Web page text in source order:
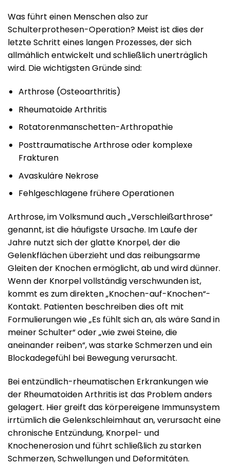
Was führt einen Menschen also zur
Schulterprothesen-Operation? Meist ist dies der
letzte Schritt eines langen Prozesses, der sich
allmählich entwickelt und schließlich unerträglich
wird. Die wichtigsten Gründe sind:
Arthrose (Osteoarthritis)
Rheumatoide Arthritis
Rotatorenmanschetten-Arthropathie
Posttraumatische Arthrose oder komplexe
Frakturen
Avaskuläre Nekrose
Fehlgeschlagene frühere Operationen
Arthrose, im Volksmund auch „Verschleißarthrose“
genannt, ist die häufigste Ursache. Im Laufe der
Jahre nutzt sich der glatte Knorpel, der die
Gelenkflächen überzieht und das reibungsarme
Gleiten der Knochen ermöglicht, ab und wird dünner.
Wenn der Knorpel vollständig verschwunden ist,
kommt es zum direkten „Knochen-auf-Knochen“-
Kontakt. Patienten beschreiben dies oft mit
Formulierungen wie „Es fühlt sich an, als wäre Sand in
meiner Schulter“ oder „wie zwei Steine, die
aneinander reiben“, was starke Schmerzen und ein
Blockadegefühl bei Bewegung verursacht.
Bei entzündlich-rheumatischen Erkrankungen wie
der Rheumatoiden Arthritis ist das Problem anders
gelagert. Hier greift das körpereigene Immunsystem
irrtümlich die Gelenkschleimhaut an, verursacht eine
chronische Entzündung, Knorpel- und
Knochenerosion und führt schließlich zu starken
Schmerzen, Schwellungen und Deformitäten.